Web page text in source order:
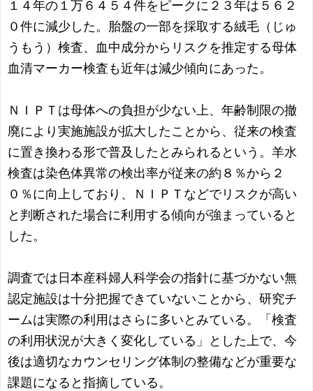
１４年の１万６４５４件をピークに２３年は５６２
０件に減少した。胎盤の一部を採取する絨毛（じゅ
うもう）検査、血中成分からリスクを推定する母体
血清マーカー検査も近年は減少傾向にあった。
ＮＩＰＴは母体への負担が少ない上、年齢制限の撤
廃により実施施設が拡大したことから、従来の検査
に置き換わる形で普及したとみられるという。羊水
検査は染色体異常の検出率が従来の約８％から２
０％に向上しており、ＮＩＰＴなどでリスクが高い
と判断された場合に利用する傾向が強まっていると
した。
調査では日本産科婦人科学会の指針に基づかない無
認定施設は十分把握できていないことから、研究チ
ームは実際の利用はさらに多いとみている。「検査
の利用状況が大きく変化している」とした上で、今
後は適切なカウンセリング体制の整備などが重要な
課題になると指摘している。